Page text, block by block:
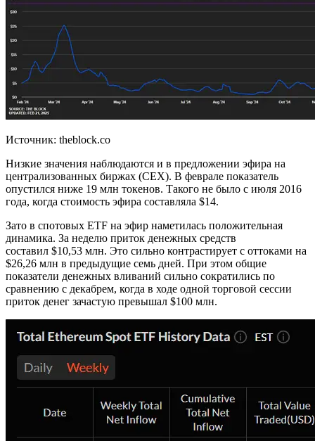
Источник: theblock.co
Низкие значения наблюдаются и в предложении эфира на
централизованных биржах (CEX). В феврале показатель
опустился ниже 19 млн токенов. Такого не было с июля 2016
года, когда стоимость эфира составляла $14.
Зато в спотовых ETF на эфир наметилась положительная
динамика. За неделю приток денежных средств
составил $10,53 млн. Это сильно контрастирует с оттоками на
$26,26 млн в предыдущие семь дней. При этом общие
показатели денежных вливаний сильно сократились по
сравнению с декабрем, когда в ходе одной торговой сессии
приток денег зачастую превышал $100 млн.